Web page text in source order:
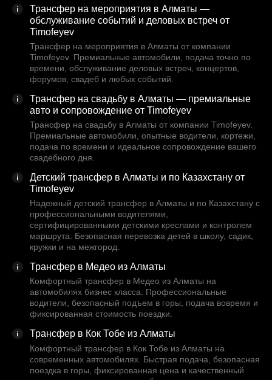
Трансфер на мероприятия в Алматы —
обслуживание событий и деловых встреч от
Timofeyev
Трансфер на мероприятия в Алматы от компании
Timofeyev. Премиальные автомобили, подача точно по
времени, обслуживание деловых встреч, концертов,
форумов, свадеб и любых событий.
Трансфер на свадьбу в Алматы — премиальные
авто и сопровождение от Timofeyev
Трансфер на свадьбу в Алматы от компании Timofeyev.
Премиальные автомобили, опытные водители, кортежи,
подача по времени и идеальное сопровождение вашего
свадебного дня.
Детский трансфер в Алматы и по Казахстану от
Timofeyev
Надежный детский трансфер в Алматы и по Казахстану с
профессиональными водителями,
сертифицированными детскими креслами и контролем
маршрута. Безопасная перевозка детей в школу, садик,
кружки и на межгород.
Трансфер в Медео из Алматы
Комфортный трансфер в Медео из Алматы на
автомобилях бизнес класса. Профессиональные
водители, безопасный подъем в горы, подача вовремя и
фиксированная стоимость поездки.
Трансфер в Кок Тобе из Алматы
Комфортный трансфер в Кок Тобе из Алматы на
современных автомобилях. Быстрая подача, безопасная
поездка в горы, фиксированная цена и качественный